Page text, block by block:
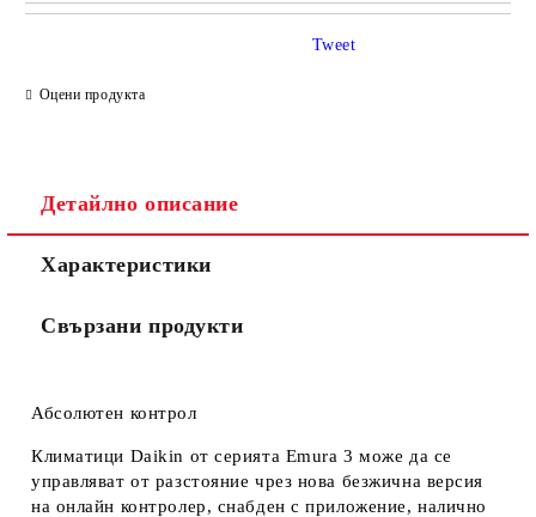
САМО ПОПЪЛНЕТЕ 4 ПОЛЕТА
Съгласен съм сПолитиката за лични данни
Ние ще се свържем с вас в рамките на работния ден.
Оцени продукта
Tweet
Детайлно описание
Характеристики
Свързани продукти
Абсолютен контрол
Климатици Daikin от серията Emura 3 може да се
управляват от разстояние чрез нова безжична версия
на онлайн контролер, снабден с приложение, налично